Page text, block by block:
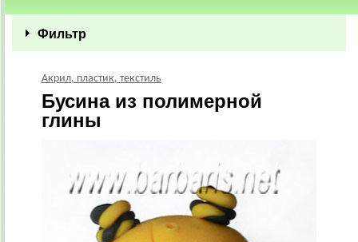
Фильтр
Акрил, пластик, текстиль
Бусина из полимерной
глины